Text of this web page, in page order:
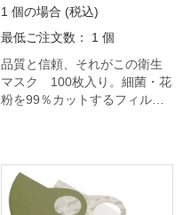
1 個の場合 (税込)
最低ご注文数： 1 個
品質と信頼、それがこの衛生
マスク 100枚入り。細菌・花
粉を99％カットするフィルタ
が少ない仕様です。